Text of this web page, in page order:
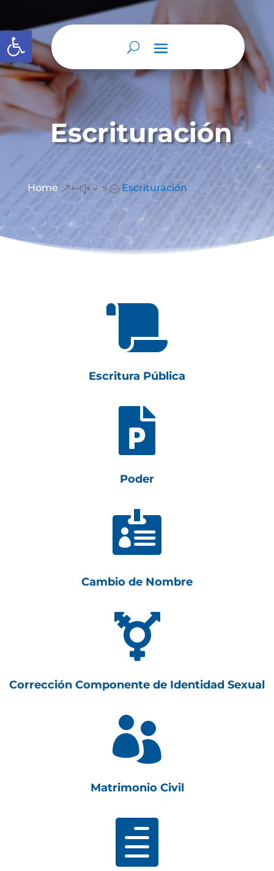
Abrir barra de herramientas
Escrituración
Home &#x39; Escrituración

Escritura Pública

Poder

Cambio de Nombre

Corrección Componente de Identidad Sexual

Matrimonio Civil
